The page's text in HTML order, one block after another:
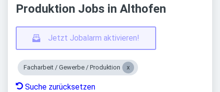
Produktion Jobs in Althofen
Jetzt Jobalarm aktivieren!
Facharbeit / Gewerbe / Produktion
Suche zurücksetzen